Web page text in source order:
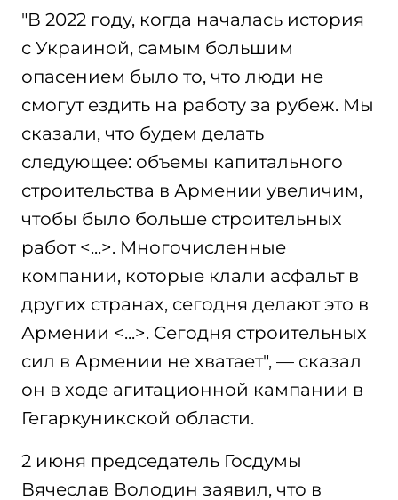
"В 2022 году, когда началась история
с Украиной, самым большим
опасением было то, что люди не
смогут ездить на работу за рубеж. Мы
сказали, что будем делать
следующее: объемы капитального
строительства в Армении увеличим,
чтобы было больше строительных
работ <...>. Многочисленные
компании, которые клали асфальт в
других странах, сегодня делают это в
Армении <...>. Сегодня строительных
сил в Армении не хватает", — сказал
он в ходе агитационной кампании в
Гегаркуникской области.
2 июня председатель Госдумы
Вячеслав Володин заявил, что в